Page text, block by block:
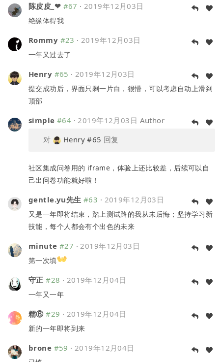
陈皮皮_❤ #67 · 2019年12月03日
绝缘体得我
Rommy #23 · 2019年12月03日
一年又过去了
Henry #65 · 2019年12月03日
提交成功后，界面只剩一片白，很懵，可以考虑自动上滑到
顶部
simple #64 · 2019年12月03日 Author
对
Henry #65 回复
社区集成问卷用的 iframe，体验上还比较差，后续可以自
己出问卷功能就好啦！
gentle.yu先生 #63 · 2019年12月03日
又是一年即将结束，踏上测试路的我从未后悔；坚持学习新
技能，每个人都会有个出色的未来
minute #27 · 2019年12月03日
第一次填
守正 #28 · 2019年12月04日
一年又一年
糯⑧ #29 · 2019年12月04日
新的一年即将到来
brone #59 · 2019年12月04日